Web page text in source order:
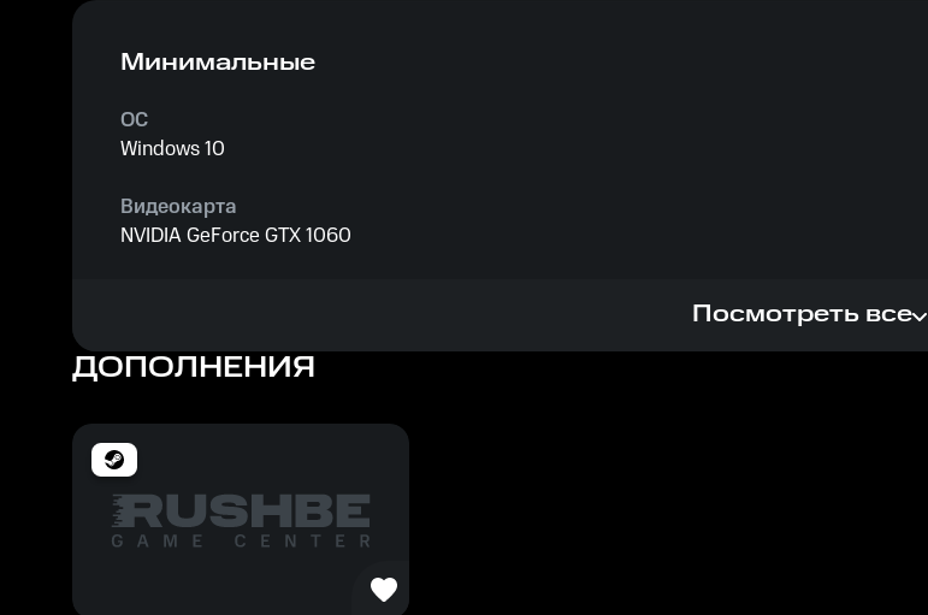
Минимальные
ОС
Windows 10
Видеокарта
NVIDIA GeForce GTX 1060
Память
Посмотреть все
ДОПОЛНЕНИЯ